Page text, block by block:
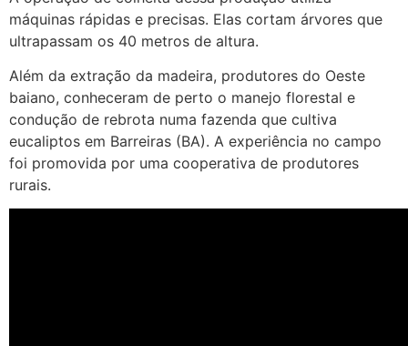
máquinas rápidas e precisas. Elas cortam árvores que
ultrapassam os 40 metros de altura.
Além da extração da madeira, produtores do Oeste
baiano, conheceram de perto o manejo florestal e
condução de rebrota numa fazenda que cultiva
eucaliptos em Barreiras (BA). A experiência no campo
foi promovida por uma cooperativa de produtores
rurais.